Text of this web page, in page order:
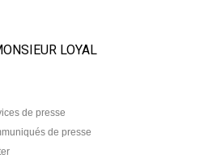
LOYAL
de presse
de presse